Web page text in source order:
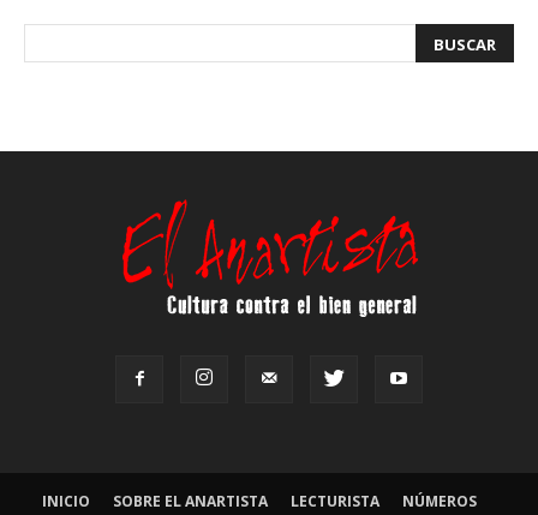
INICIO SOBRE EL ANARTISTA LECTURISTA NÚMEROS